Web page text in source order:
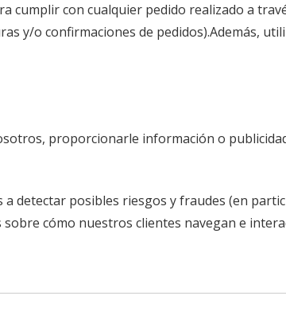
con cualquier pedido realizado a
y/o confirmaciones de pedidos).Además,
proporcionarle información o
detectar posibles riesgos y fraudes (en
cómo nuestros clientes navegan e